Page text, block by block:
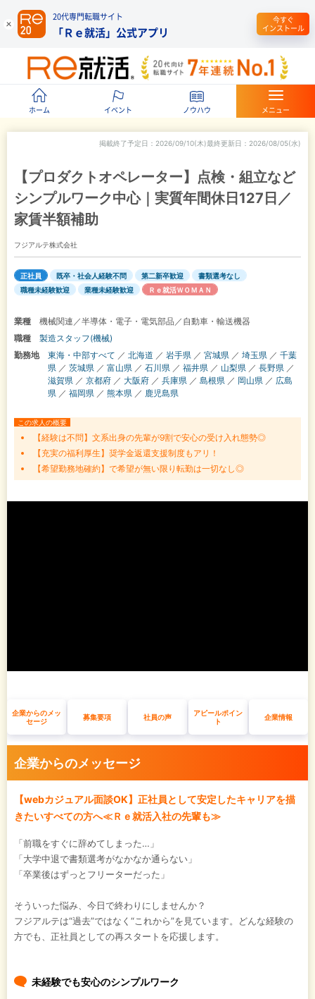
20代専門転職サイト
「Ｒｅ就活」公式アプリ
今すぐ
インストール
ホーム イベント ノウハウ メニュー
最終更新日 2026/08/05(水)
掲載終了予定日 2026/09/10(木)
【プロダクトオペレーター】点検・組立など
シンプルワーク中心｜実質年間休日127日／
家賃半額補助
フジアルテ株式会社
正社員 既卒・社会人経験不問 第二新卒歓迎
書類選考なし
職種未経験歓迎
業種未経験歓迎 Ｒｅ就活ＷＯＭＡＮ
業種
機械関連／半導体・電子・電気部品／自動車・輸送機器
職種
製造スタッフ(機械)
勤務地
東海・中部すべて ／ 北海道 ／ 岩手県 ／ 宮城県 ／ 埼玉県 ／ 千葉
県 ／ 茨城県 ／ 富山県 ／ 石川県 ／ 福井県 ／ 山梨県 ／ 長野県 ／
滋賀県 ／ 京都府 ／ 大阪府 ／ 兵庫県 ／ 島根県 ／ 岡山県 ／ 広島
県 ／ 福岡県 ／ 熊本県 ／ 鹿児島県
この求人の概要
【経験は不問】文系出身の先輩が9割で安心の受け入れ態勢◎
【充実の福利厚生】奨学金返還支援制度もアリ！
【希望勤務地確約】で希望が無い限り転勤は一切なし◎
企業からのメッ
セージ
募集要項 社員の声
アピールポイン
ト
企業情報
企業からのメッセージ
【webカジュアル面談OK】正社員として安定したキャリアを描
きたいすべての方へ≪Ｒｅ就活入社の先輩も≫
「前職をすぐに辞めてしまった…」
「大学中退で書類選考がなかなか通らない」
「卒業後はずっとフリーターだった」
そういった悩み、今日で終わりにしませんか？
フジアルテは“過去”ではなく“これから”を見ています。どんな経験の
方でも、正社員としての再スタートを応援します。
未経験でも安心のシンプルワーク